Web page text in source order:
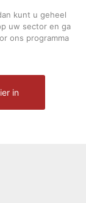
kunt u geheel
uw sector en ga
ons programma